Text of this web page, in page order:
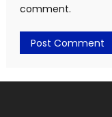
comment.